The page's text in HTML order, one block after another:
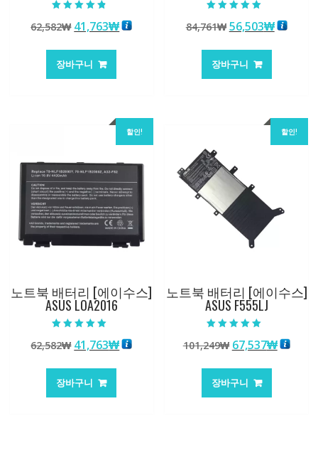
4.50
로 평가됨
62,582₩ 원
가
격:
41,763₩현
장바구니
5.00
로 평가됨
84,761₩ 원
가
격:
56,503₩현
장바구니
할인!
노트북 배터리 [에이수스]
ASUS LOA2016
5.00
로 평가됨
62,582₩ 원
가
격:
41,763₩현
장바구니
할인!
노트북 배터리 [에이수스]
ASUS F555LJ
5.00
로 평가됨
101,249₩ 원
가
격:
67,537₩현
장바구니